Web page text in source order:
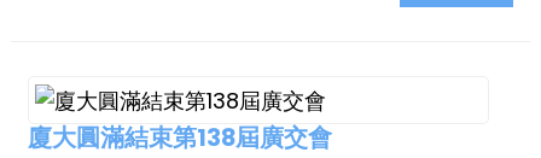
廈大圓滿結束第138屆廣交會